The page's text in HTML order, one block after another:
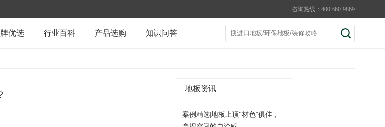
咨询热线：400-660-9869
优选 行业百科 产品选购 知识问答
地板资讯
案例精选|地板上顶“材色”俱佳，